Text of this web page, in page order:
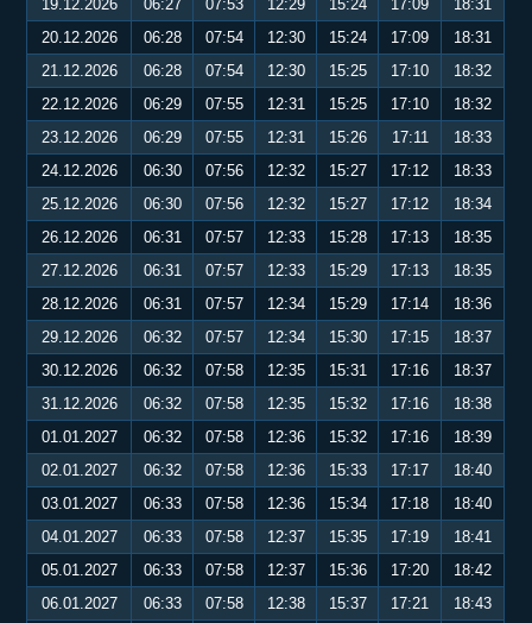
19.12.2026
06:27 07:53 12:29 15:24 17:09
18:31
20.12.2026
06:28 07:54 12:30 15:24 17:09
18:31
21.12.2026
06:28 07:54 12:30 15:25 17:10
18:32
22.12.2026
06:29 07:55 12:31 15:25 17:10
18:32
23.12.2026
06:29 07:55 12:31 15:26 17:11
18:33
24.12.2026
06:30 07:56 12:32 15:27 17:12
18:33
25.12.2026
06:30 07:56 12:32 15:27 17:12
18:34
26.12.2026
06:31 07:57 12:33 15:28 17:13
18:35
27.12.2026
06:31 07:57 12:33 15:29 17:13
18:35
28.12.2026
06:31 07:57 12:34 15:29 17:14
18:36
29.12.2026
06:32 07:57 12:34 15:30 17:15
18:37
30.12.2026
06:32 07:58 12:35 15:31 17:16
18:37
31.12.2026
06:32 07:58 12:35 15:32 17:16
18:38
01.01.2027
06:32 07:58 12:36 15:32 17:16
18:39
02.01.2027
06:32 07:58 12:36 15:33 17:17
18:40
03.01.2027
06:33 07:58 12:36 15:34 17:18
18:40
04.01.2027
06:33 07:58 12:37 15:35 17:19
18:41
05.01.2027
06:33 07:58 12:37 15:36 17:20
18:42
06.01.2027
06:33 07:58 12:38 15:37 17:21
18:43